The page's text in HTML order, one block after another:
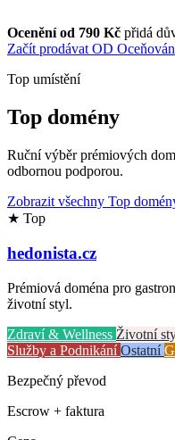
Ocenění od 790 Kč přidá
Začít prodávat OD
Top umístění
Top domény
Ruční výběr prémiových
odbornou podporou.
Zobrazit všechny Top
★ Top
hedonista.cz
Prémiová doména pro
životní styl.
Zdraví & Wellness Životní
Služby a PodnikáníOstatní
Bezpečný převod
Escrow + faktura